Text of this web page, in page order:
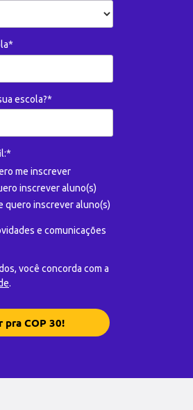
escola?*
me inscrever
inscrever aluno(s)
quero inscrever aluno(s)
e comunicações
você concorda com a
.
pra COP 30!